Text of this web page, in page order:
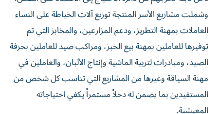
وشملت مشاريع الأسر المنتجة توزيع آلات الخياطة على النساء
العاملات بمهنة التطريز، ودعم المزارعين، والمخابز التي تم
توفيرها للعاملين بمهنة بيع الخبز، ومراكب صيد للعاملين بحرفة
الصيد، ومبادرات لتربية الماشية وإنتاج الألبان، والعاملين في
مهنة السياقة وغيرها من المشاريع التي تناسب كل شخص من
المستفيدين بما يضمن له دخلاً مستمراً يكفي احتياجاته